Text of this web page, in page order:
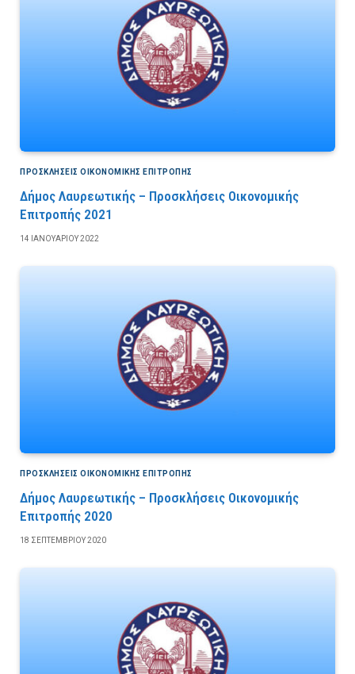
ΠΡΟΣΚΛΉΣΕΙΣ ΟΙΚΟΝΟΜΙΚΉΣ ΕΠΙΤΡΟΠΉΣ
Δήμος Λαυρεωτικής – Προσκλήσεις Οικονομικής
Επιτροπής 2021
14 ΙΑΝΟΥΑΡΊΟΥ 2022
ΠΡΟΣΚΛΉΣΕΙΣ ΟΙΚΟΝΟΜΙΚΉΣ ΕΠΙΤΡΟΠΉΣ
Δήμος Λαυρεωτικής – Προσκλήσεις Οικονομικής
Επιτροπής 2020
18 ΣΕΠΤΕΜΒΡΊΟΥ 2020